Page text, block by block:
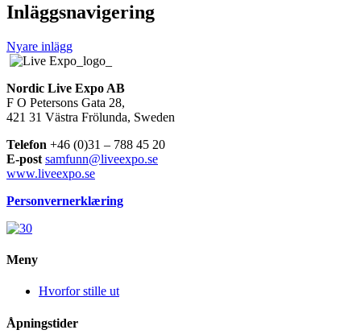
Inläggsnavigering
Nyare inlägg
Nordic Live Expo AB
F O Petersons Gata 28,
421 31 Västra Frölunda, Sweden
Telefon +46 (0)31 – 788 45 20
E-post samfunn@liveexpo.se
www.liveexpo.se
Personvernerklæring
Meny
Hvorfor stille ut
Åpningstider